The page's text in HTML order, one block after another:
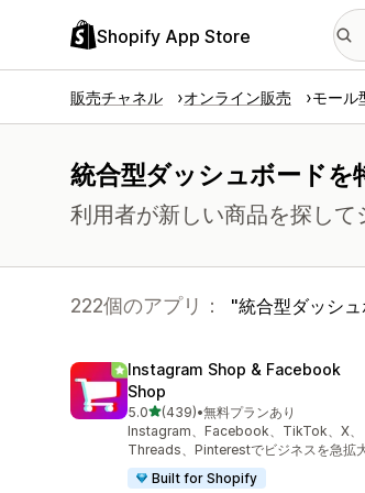
Shopify App Store
販売チャネル オンライン販売 モール
統合型ダッシュボードを
利用者が新しい商品を探して
222個のアプリ： 統合型ダッシュ
Instagram Shop & Facebook
Shop
5.05つ星中
(439)
合計レビュー数：439件
•無料プランあり
Instagram、Facebook、TikTok、X、
Threads、Pinterestでビジネスを急拡
Built for Shopify